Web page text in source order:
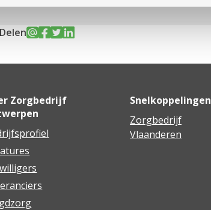
Delen
Zorgbedrijf
Snelkoppelingen
Zorgbedrijf
Vlaanderen